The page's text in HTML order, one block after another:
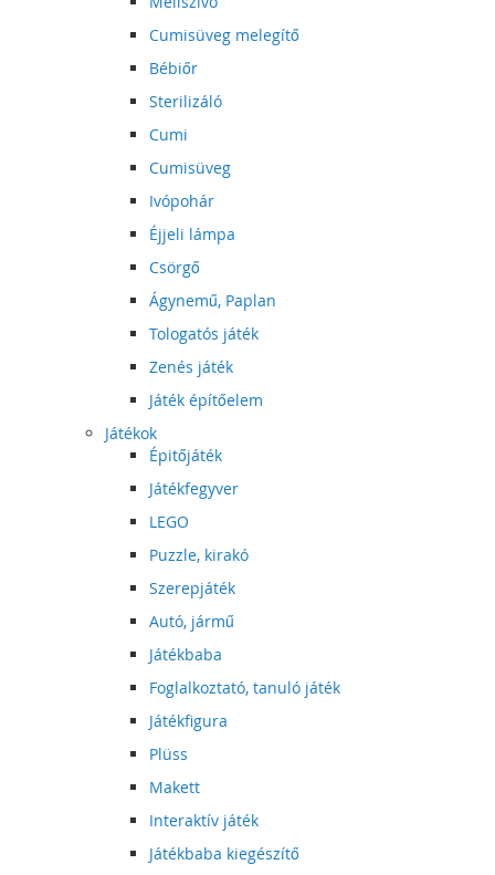
Cumisüveg melegítő
Bébiőr
Sterilizáló
Cumi
Cumisüveg
Ivópohár
Éjjeli lámpa
Csörgő
Ágynemű, Paplan
Tologatós játék
Zenés játék
Játék építőelem
Játékok
Épitőjáték
Játékfegyver
LEGO
Puzzle, kirakó
Szerepjáték
Autó, jármű
Játékbaba
Foglalkoztató, tanuló játék
Játékfigura
Plüss
Makett
Interaktív játék
Játékbaba kiegészítő